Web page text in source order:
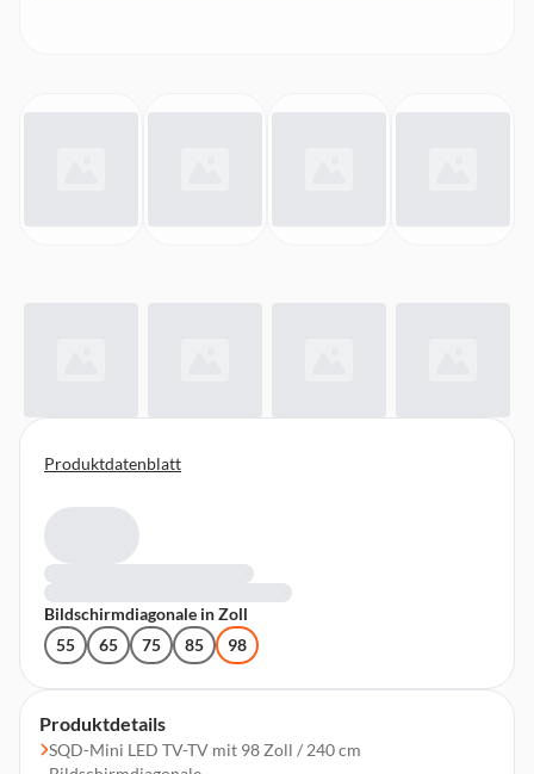
Produktdetails
SQD-Mini LED TV-TV mit 98 Zoll / 240 cm
Produktdatenblatt
Bildschirmdiagonale in Zoll
55
65 75 85 98